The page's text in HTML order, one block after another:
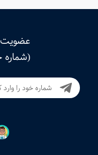
عضویت
(شماره